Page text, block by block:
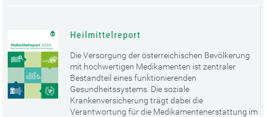
Heilmittelreport
Die Versorgung der österreichischen Bevölkerung
mit hochwertigen Medikamenten ist zentraler
Bestandteil eines funktionierenden
Gesundheitssystems. Die soziale
Krankenversicherung trägt dabei die
Verantwortung für die Medikamentenerstattung im